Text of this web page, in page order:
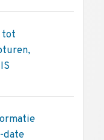
tot
date